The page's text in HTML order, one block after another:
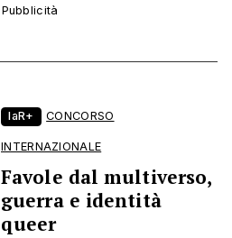
laR+ CONCORSO
INTERNAZIONALE
Favole dal multiverso,
guerra e identità
queer